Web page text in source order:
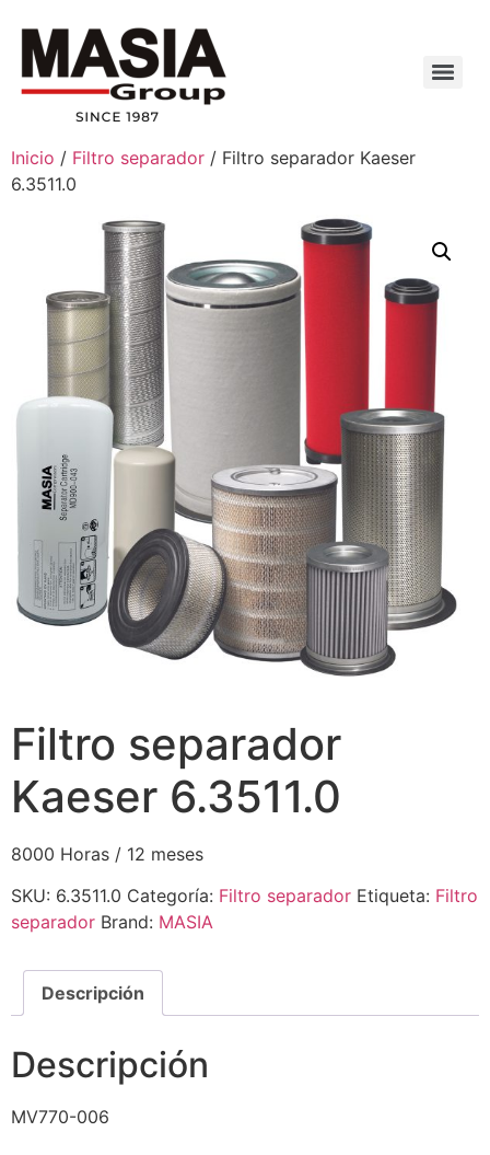
Inicio / Filtro separador / Filtro separador Kaeser
6.3511.0
Filtro separador
Kaeser 6.3511.0
8000 Horas / 12 meses
SKU: 6.3511.0 Categoría: Filtro separador Etiqueta: Filtro
separador Brand: MASIA
Descripción
Descripción
MV770-006